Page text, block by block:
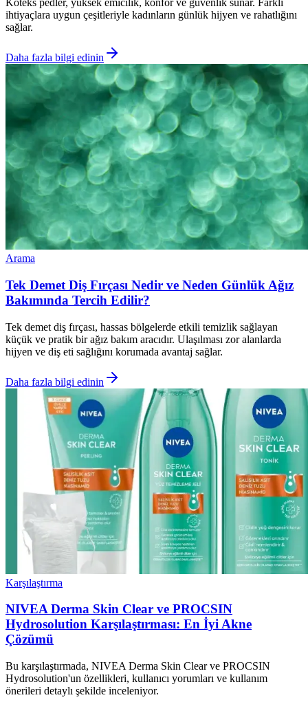
Koteks pedler, yüksek emicilik, konfor ve güvenlik sunar. Farklı
ihtiyaçlara uygun çeşitleriyle kadınların günlük hijyen ve rahatlığını
sağlar.
Daha fazla bilgi edinin
Arama
Tek Demet Diş Fırçası Nedir ve Neden Günlük Ağız
Bakımında Tercih Edilir?
Tek demet diş fırçası, hassas bölgelerde etkili temizlik sağlayan
küçük ve pratik bir ağız bakım aracıdır. Ulaşılması zor alanlarda
hijyen ve diş eti sağlığını korumada avantaj sağlar.
Daha fazla bilgi edinin
Karşılaştırma
NIVEA Derma Skin Clear ve PROCSIN
Hydrosolution Karşılaştırması: En İyi Akne
Çözümü
Bu karşılaştırmada, NIVEA Derma Skin Clear ve PROCSIN
Hydrosolution'un özellikleri, kullanıcı yorumları ve kullanım
önerileri detaylı şekilde inceleniyor.